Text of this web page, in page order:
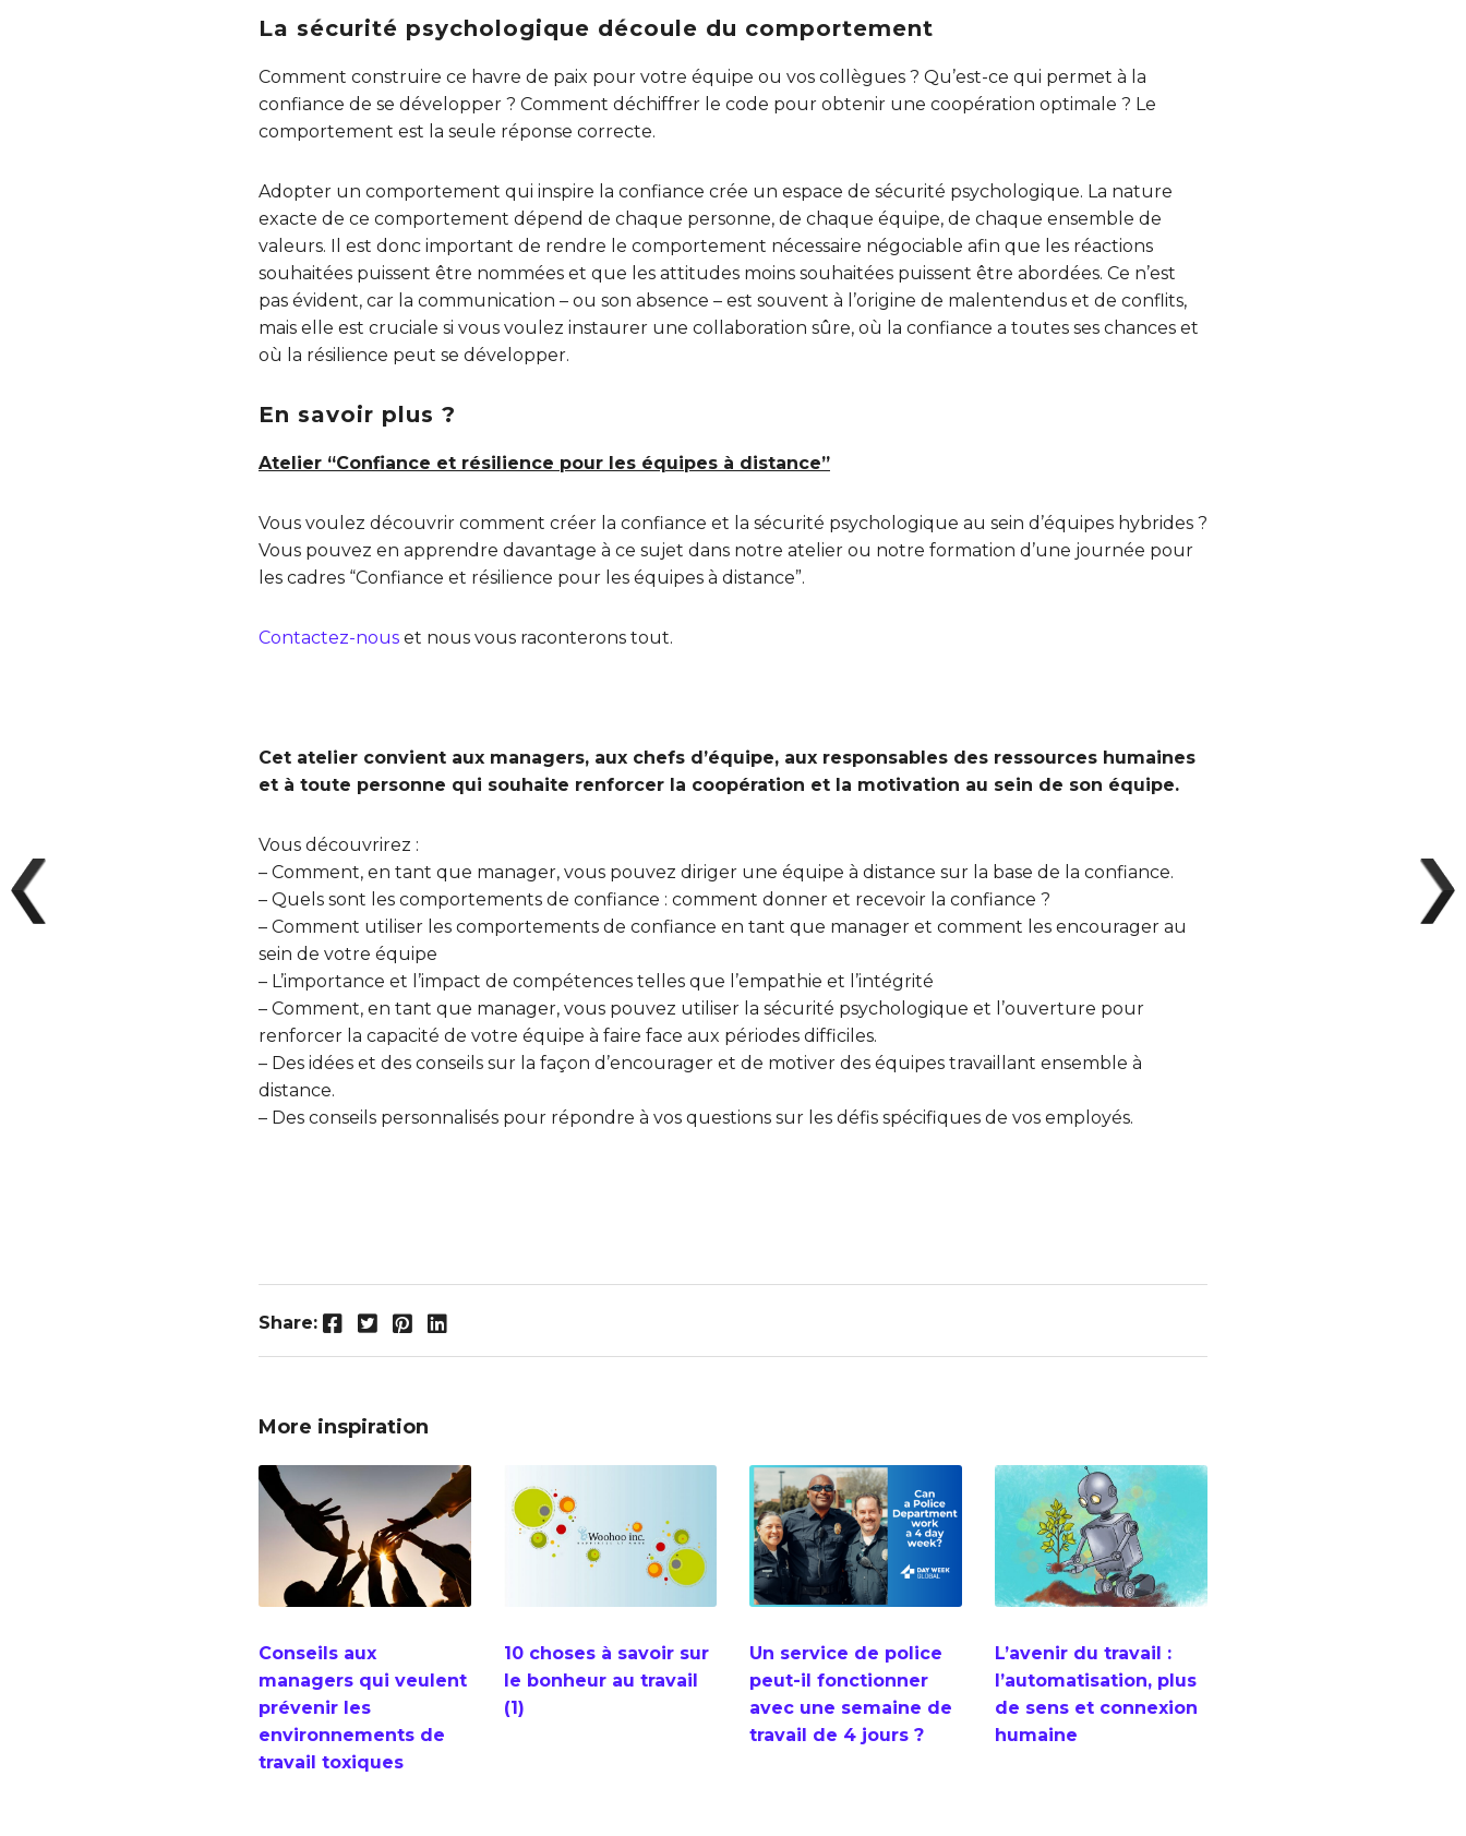
La sécurité psychologique découle du comportement
Comment construire ce havre de paix pour votre équipe ou vos collègues ? Qu’est-ce qui permet à la
confiance de se développer ? Comment déchiffrer le code pour obtenir une coopération optimale ? Le
comportement est la seule réponse correcte.
Adopter un comportement qui inspire la confiance crée un espace de sécurité psychologique. La nature
exacte de ce comportement dépend de chaque personne, de chaque équipe, de chaque ensemble de
valeurs. Il est donc important de rendre le comportement nécessaire négociable afin que les réactions
souhaitées puissent être nommées et que les attitudes moins souhaitées puissent être abordées. Ce n’est
pas évident, car la communication – ou son absence – est souvent à l’origine de malentendus et de conflits,
mais elle est cruciale si vous voulez instaurer une collaboration sûre, où la confiance a toutes ses chances et
où la résilience peut se développer.
En savoir plus ?
Atelier “Confiance et résilience pour les équipes à distance”
Vous voulez découvrir comment créer la confiance et la sécurité psychologique au sein d’équipes hybrides ?
Vous pouvez en apprendre davantage à ce sujet dans notre atelier ou notre formation d’une journée pour
les cadres “Confiance et résilience pour les équipes à distance”.
Contactez-nous et nous vous raconterons tout.
Cet atelier convient aux managers, aux chefs d’équipe, aux responsables des ressources humaines
et à toute personne qui souhaite renforcer la coopération et la motivation au sein de son équipe.
Vous découvrirez :
– Comment, en tant que manager, vous pouvez diriger une équipe à distance sur la base de la confiance.
– Quels sont les comportements de confiance : comment donner et recevoir la confiance ?
– Comment utiliser les comportements de confiance en tant que manager et comment les encourager au
sein de votre équipe
– L’importance et l’impact de compétences telles que l’empathie et l’intégrité
– Comment, en tant que manager, vous pouvez utiliser la sécurité psychologique et l’ouverture pour
renforcer la capacité de votre équipe à faire face aux périodes difficiles.
– Des idées et des conseils sur la façon d’encourager et de motiver des équipes travaillant ensemble à
distance.
– Des conseils personnalisés pour répondre à vos questions sur les défis spécifiques de vos employés.
Share: Facebook Twitter Pinterest LinkedIn
More inspiration
Conseils aux
managers qui veulent
prévenir les
environnements de
travail toxiques
10 choses à savoir sur
le bonheur au travail
(1)
Un service de police
peut-il fonctionner
avec une semaine de
travail de 4 jours ?
L’avenir du travail :
l’automatisation, plus
de sens et connexion
humaine